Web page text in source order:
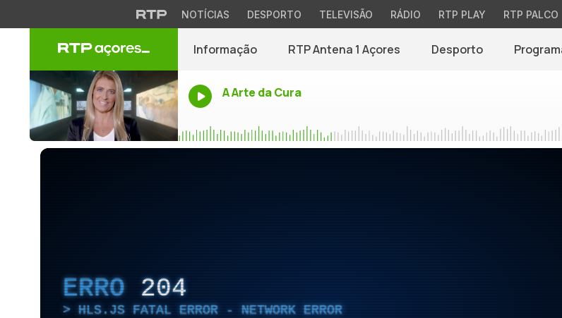
NOTÍCIAS DESPORTO TELEVISÃO RÁDIO RTP PLAY RTP PALCO
Informação RTP Antena 1 Açores Desporto
A Arte da Cura
ERRO 204
HLS.JS FATAL ERROR - NETWORK ERROR